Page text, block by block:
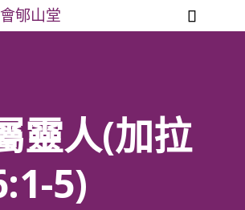

靈人(加拉
5)